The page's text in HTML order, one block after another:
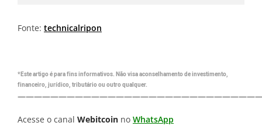
Fonte: technicalripon
*Este artigo é para fins informativos. Não visa aconselhamento de investimento,
financeiro, jurídico, tributário ou outro qualquer.
Acesse o canal Webitcoin no WhatsApp